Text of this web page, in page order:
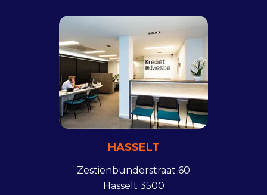
HASSELT
Zestienbunderstraat 60
Hasselt 3500